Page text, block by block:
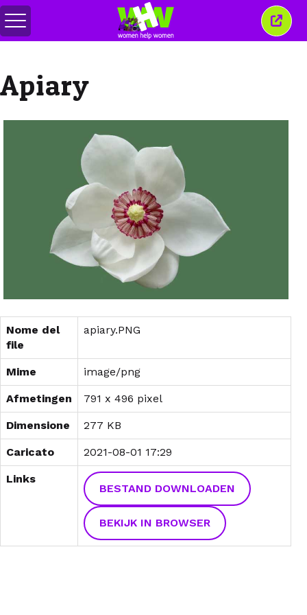
Attiva/disattiva
menu
Apiary
Nome del
file
apiary.PNG
Mime image/png
Afmetingen 791 x 496 pixel
Dimensione 277 KB
Caricato 2021-08-01 17:29
Links
BESTAND DOWNLOADEN
BEKIJK IN BROWSER